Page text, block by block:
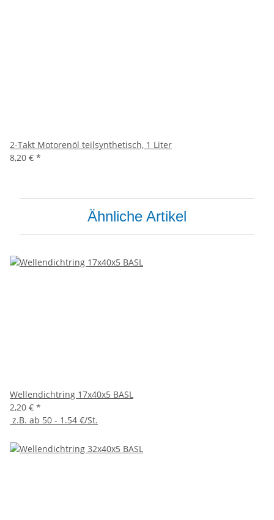
2-Takt Motorenöl teilsynthetisch, 1 Liter
8,20 € *
Ähnliche Artikel
Wellendichtring 17x40x5 BASL
2,20 € *
z.B. ab 50 - 1.54 €/St.